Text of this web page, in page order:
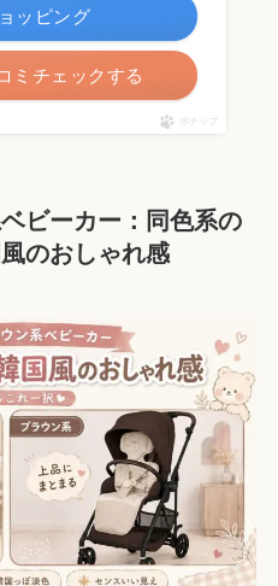
ッピング
ミチェックする
ポチップ
ビーカー：同色系の
のおしゃれ感